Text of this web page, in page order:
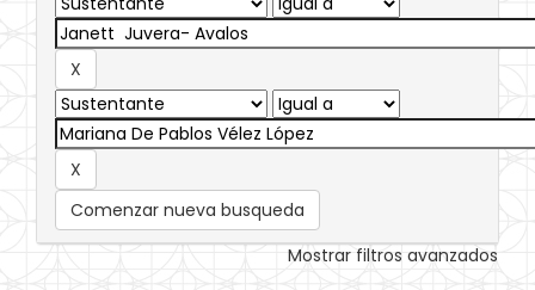
Comenzar nueva busqueda
Mostrar filtros avanzados